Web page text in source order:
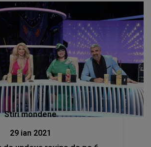
Stiri mondene
29 ian 2021